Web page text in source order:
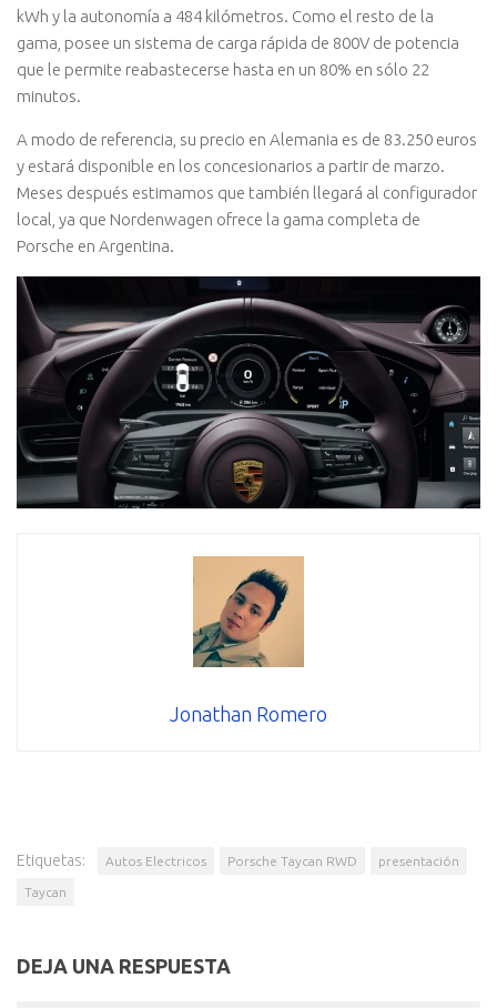
kWh y la autonomía a 484 kilómetros. Como el resto de la
gama, posee un sistema de carga rápida de 800V de potencia
que le permite reabastecerse hasta en un 80% en sólo 22
minutos.
A modo de referencia, su precio en Alemania es de 83.250 euros
y estará disponible en los concesionarios a partir de marzo.
Meses después estimamos que también llegará al configurador
local, ya que Nordenwagen ofrece la gama completa de
Porsche en Argentina.
Jonathan Romero
Etiquetas: Autos Electricos Porsche Taycan RWD presentación
Taycan
DEJA UNA RESPUESTA